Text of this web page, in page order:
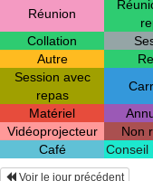
Réunion
Collation
Autre
Session avec
repas
Matériel
Vidéoprojecteur
Non
Café
Conseil
Voir le jour précédent